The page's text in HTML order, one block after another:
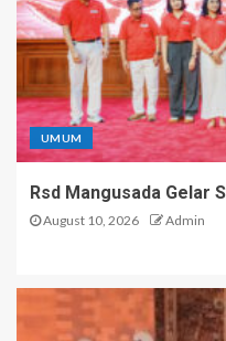
UMUM
Rsd Mangusada Gelar
August 10, 2026 Admin